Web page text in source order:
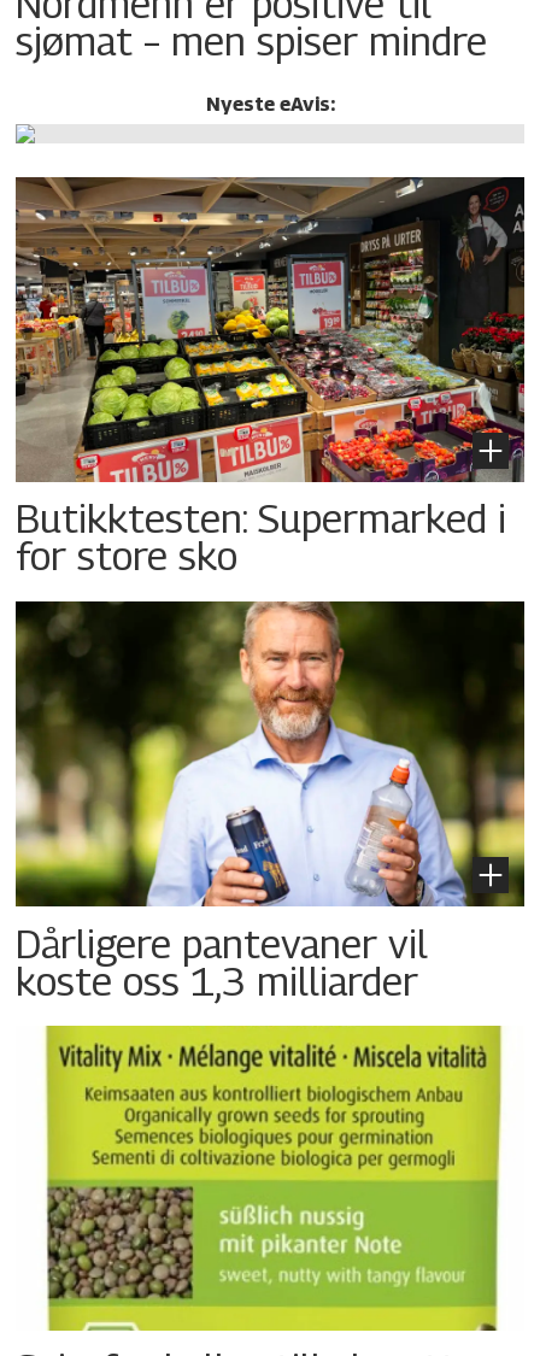
sjømat – men spiser mindre
Nyeste eAvis:
Butikktesten: Supermarked i
for store sko
Dårligere pantevaner vil
koste oss 1,3 milliarder